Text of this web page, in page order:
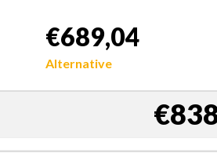
€689,04
Alternative